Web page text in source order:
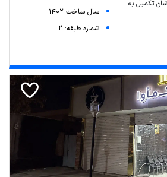
تکمیل به
سال ساخت 1402
شماره طبقه: 2